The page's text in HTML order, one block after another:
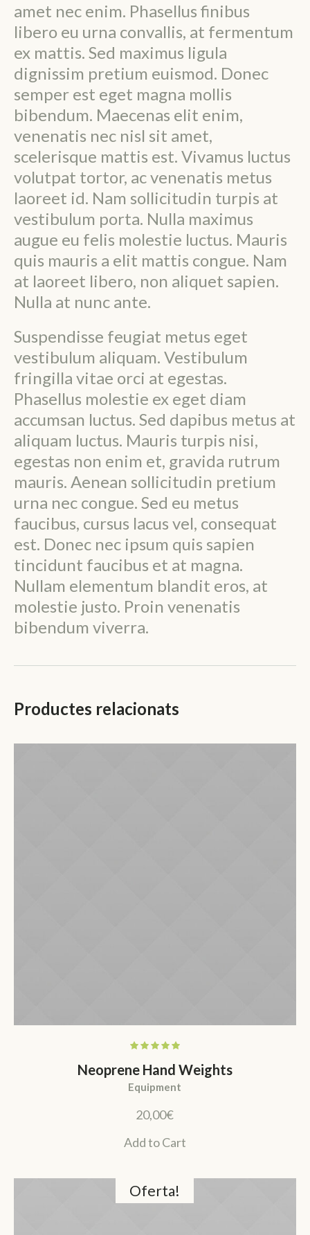
amet nec enim. Phasellus finibus
libero eu urna convallis, at fermentum
ex mattis. Sed maximus ligula
dignissim pretium euismod. Donec
semper est eget magna mollis
bibendum. Maecenas elit enim,
venenatis nec nisl sit amet,
scelerisque mattis est. Vivamus luctus
volutpat tortor, ac venenatis metus
laoreet id. Nam sollicitudin turpis at
vestibulum porta. Nulla maximus
augue eu felis molestie luctus. Mauris
quis mauris a elit mattis congue. Nam
at laoreet libero, non aliquet sapien.
Nulla at nunc ante.
Suspendisse feugiat metus eget
vestibulum aliquam. Vestibulum
fringilla vitae orci at egestas.
Phasellus molestie ex eget diam
accumsan luctus. Sed dapibus metus at
aliquam luctus. Mauris turpis nisi,
egestas non enim et, gravida rutrum
mauris. Aenean sollicitudin pretium
urna nec congue. Sed eu metus
faucibus, cursus lacus vel, consequat
est. Donec nec ipsum quis sapien
tincidunt faucibus et at magna.
Nullam elementum blandit eros, at
molestie justo. Proin venenatis
bibendum viverra.
Productes relacionats
Neoprene Hand Weights
Equipment
20,00€
Add to Cart
Oferta!